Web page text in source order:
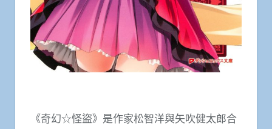
《奇幻☆怪盜》是作家松智洋與矢吹健太郎合